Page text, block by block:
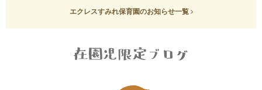
エクレスすみれ保育園のお知らせ一覧